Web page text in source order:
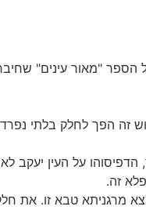
הספר "מאור עינים"
זה הפך לחלק בלתי
על העין יעקב
זה.
מרגניתא טבא זו. את